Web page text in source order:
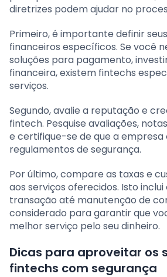
diretrizes podem ajudar no
Primeiro, é importante definir
financeiros específicos. Se você
soluções para pagamento,
financeira, existem fintechs
serviços.
Segundo, avalie a reputação e
fintech. Pesquise avaliações,
e certifique-se de que a empresa
regulamentos de segurança.
Por último, compare as taxas e
aos serviços oferecidos. Isto inclui
transação até manutenção de
considerado para garantir que
melhor serviço pelo seu dinheiro.
Dicas para aproveitar os
fintechs com segurança